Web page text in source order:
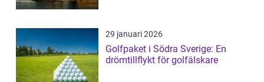
29 januari 2026
Golfpaket i Södra Sverige: En
drömtillflykt för golfälskare